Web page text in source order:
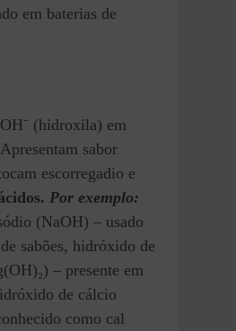
em baterias de
(hidroxila) em
sabor
escorregadio e
Por exemplo:
(NaOH) – usado
sabões, hidróxido de
– presente em
de cálcio
como cal